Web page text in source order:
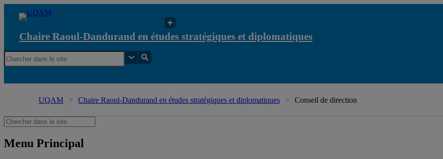
Chaire Raoul-Dandurand en études stratégiques et diplomatiques
UQAM Chaire Raoul-Dandurand en études stratégiques et diplomatiques Conseil de direction
Menu Principal